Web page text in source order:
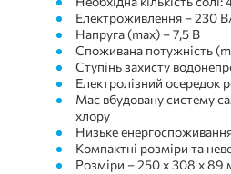
Електроживлення – 230
Напруга (max) – 7,5 В
Споживана потужність
Ступінь захисту
Електролізний осередок
Має вбудовану систему
хлору
Низьке
Компактні розміри та
Розміри – 250 х 308 х 89